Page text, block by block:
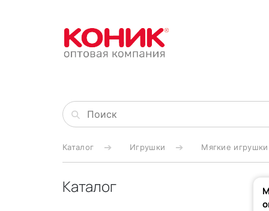
Каталог Игрушки Мягкие игрушки
Каталог